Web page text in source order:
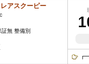
アスクーピー
無 整備別